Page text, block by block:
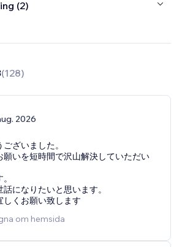
(2)
(128)
2026
ざいました。
願いを短時間で沢山解決していただい
になりたいと思います。
しくお願い致します
om hemsida